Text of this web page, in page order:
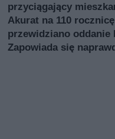
przyciągający
Akurat na 110
przewidziano oddanie
Zapowiada się